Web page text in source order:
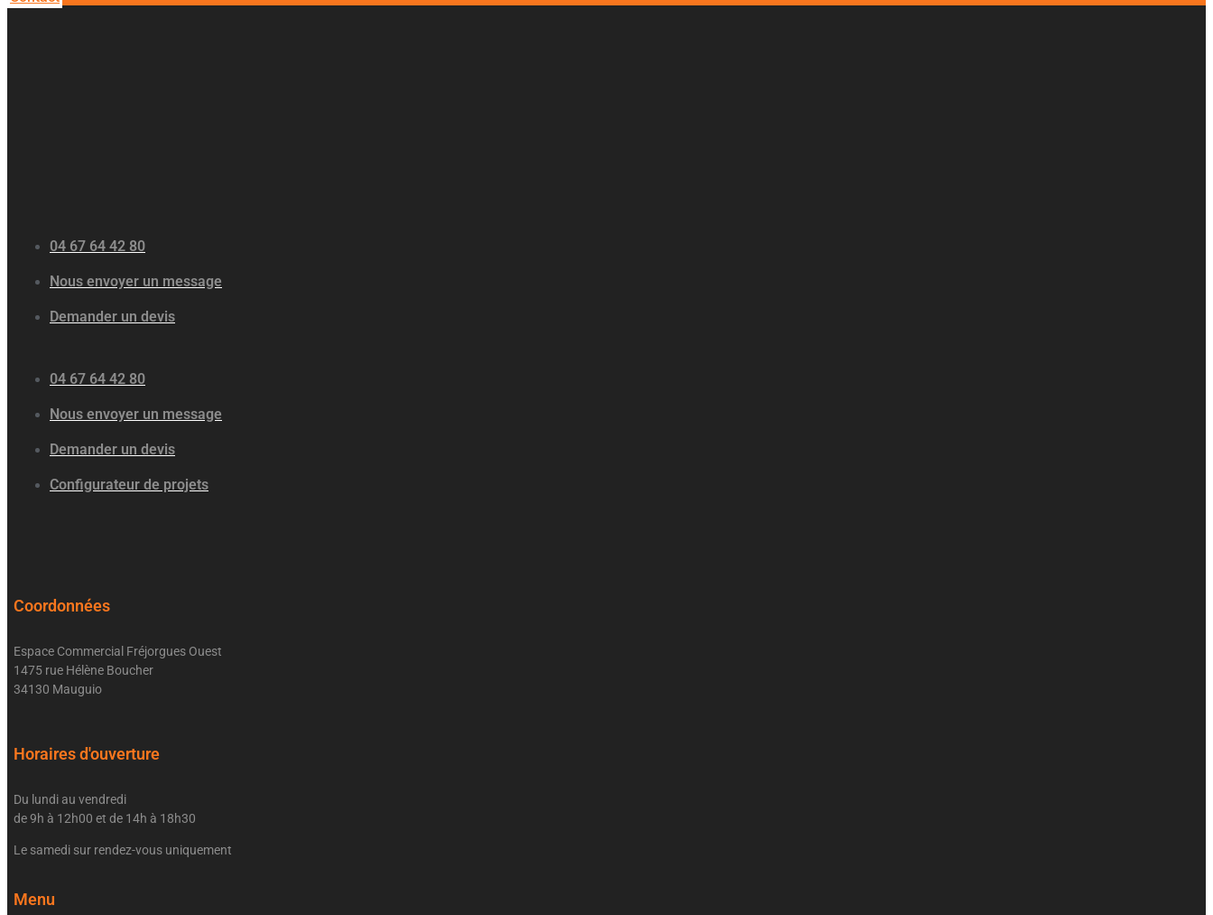
04 67 64 42 80
Nous envoyer un message
Demander un devis
04 67 64 42 80
Nous envoyer un message
Demander un devis
Configurateur de projets
Coordonnées
Espace Commercial Fréjorgues Ouest
1475 rue Hélène Boucher
34130 Mauguio
Horaires d'ouverture
Du lundi au vendredi
de 9h à 12h00 et de 14h à 18h30
Le samedi sur rendez-vous uniquement
Menu